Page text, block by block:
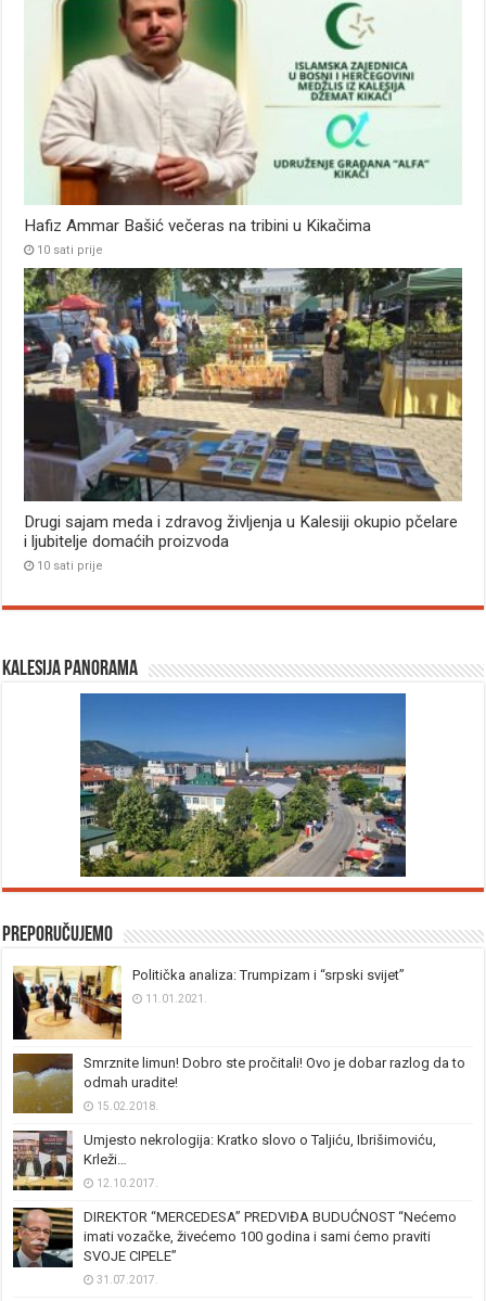
Hafiz Ammar Bašić večeras na tribini u Kikačima
10 sati prije
Drugi sajam meda i zdravog življenja u Kalesiji okupio pčelare
i ljubitelje domaćih proizvoda
10 sati prije
Kalesija panorama
Preporučujemo
Politička analiza: Trumpizam i “srpski svijet”
11.01.2021.
Smrznite limun! Dobro ste pročitali! Ovo je dobar razlog da to
odmah uradite!
15.02.2018.
Umjesto nekrologija: Kratko slovo o Taljiću, Ibrišimoviću,
Krleži…
12.10.2017.
DIREKTOR “MERCEDESA” PREDVIĐA BUDUĆNOST “Nećemo
imati vozačke, živećemo 100 godina i sami ćemo praviti
SVOJE CIPELE”
31.07.2017.